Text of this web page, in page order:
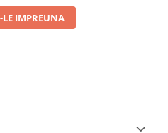
IMPREUNA